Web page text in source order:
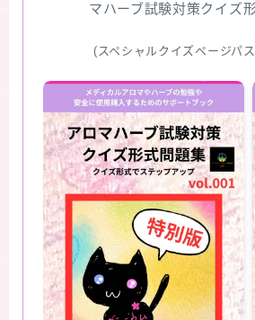
マハーブ試験対策クイズ
(スペシャルクイズページパ